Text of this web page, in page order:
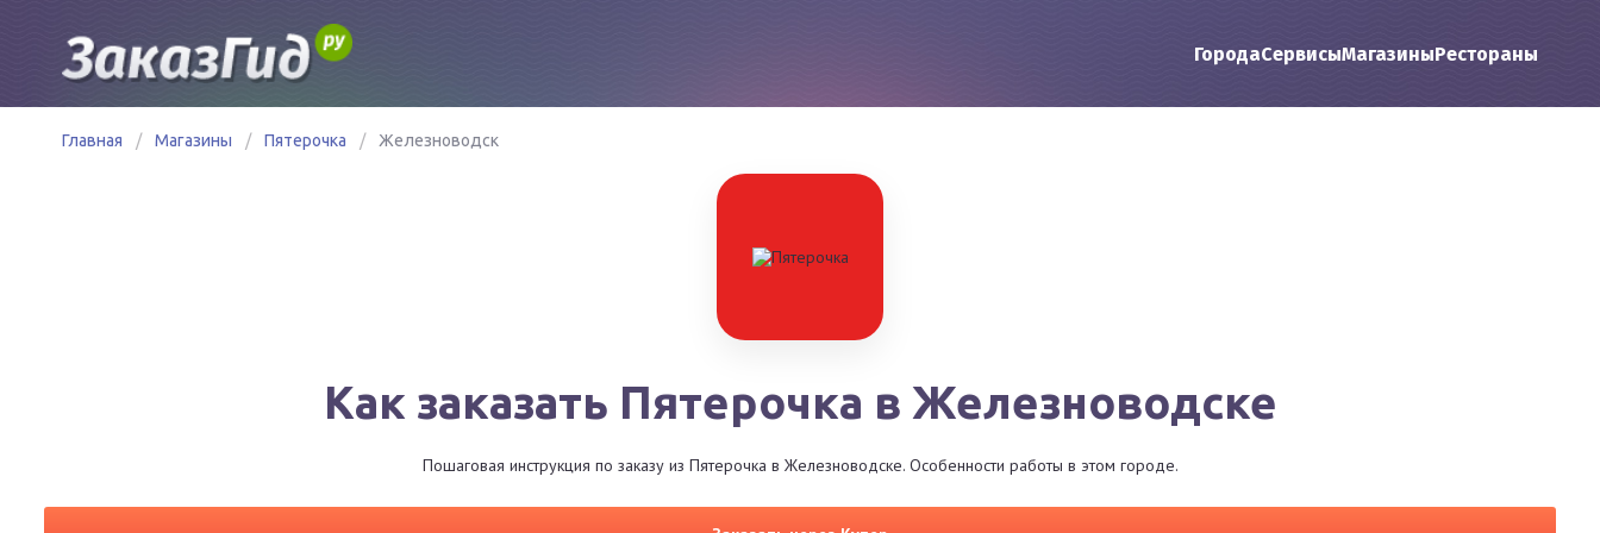
ГородаСервисыМагазиныРестораны
Главная / Магазины / Пятерочка / Железноводск
Как заказать Пятерочка в Железноводске
Пошаговая инструкция по заказу из Пятерочка в Железноводске. Особенности работы в этом городе.